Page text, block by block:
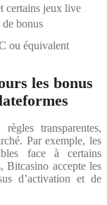
certains jeux live
bonus
ou équivalent
les bonus
transparentes,
Par exemple, les
face à certains
Bitcasino accepte les
d’activation et de